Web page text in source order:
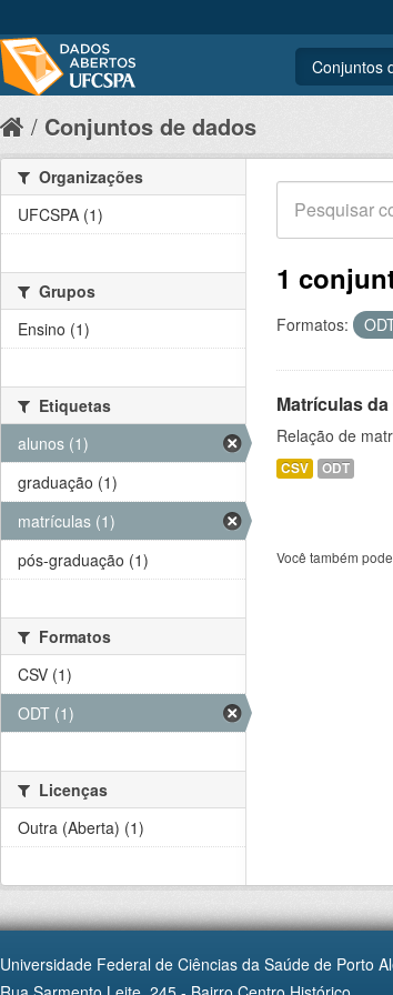
Conjuntos
Conjuntos de dados
1
Formatos:
Matrículas
Relação de
CSV ODT
Você também
Organizações
UFCSPA (1)
Grupos
Ensino (1)
Etiquetas
alunos (1)
graduação (1)
matrículas (1)
pós-graduação (1)
Formatos
CSV (1)
ODT (1)
Licenças
Outra (Aberta) (1)
Universidade Federal de Ciências da Saúde de Porto